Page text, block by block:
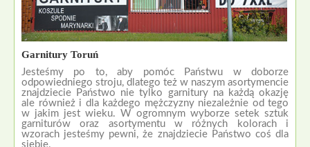
Garnitury Toruń
Jesteśmy po to, aby pomóc Państwu w doborze
odpowiedniego stroju, dlatego też w naszym asortymencie
znajdziecie Państwo nie tylko garnitury na każdą okazję
ale również i dla każdego mężczyzny niezależnie od tego
w jakim jest wieku. W ogromnym wyborze setek sztuk
garniturów oraz asortymentu w różnych kolorach i
wzorach jesteśmy pewni, że znajdziecie Państwo coś dla
siebie.